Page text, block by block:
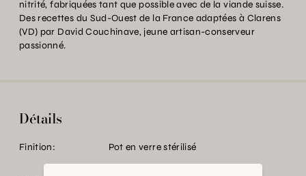
nitrité, fabriquées tant que possible avec de la viande suisse.
Des recettes du Sud-Ouest de la France adaptées à Clarens
(VD) par David Couchinave, jeune artisan-conserveur
passionné.
Détails
Finition: Pot en verre stérilisé